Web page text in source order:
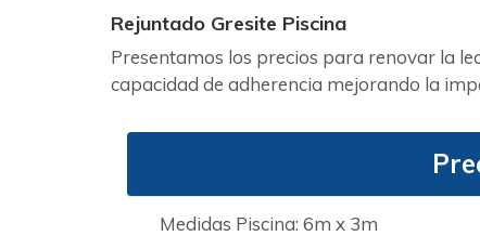
Rejuntado Gresite Piscina
Presentamos los precios para renovar la
capacidad de adherencia mejorando la
Medidas Piscina: 6m x 3m